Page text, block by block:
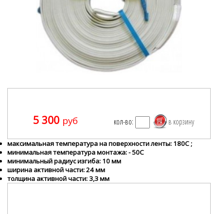
5 300 руб кол-во:
максимальная температура на поверхности ленты: 180С ;
минимальная температура монтажа: - 50С
минимальный радиус изгиба: 10 мм
ширина активной части: 24 мм
толщина активной части: 3,3 мм